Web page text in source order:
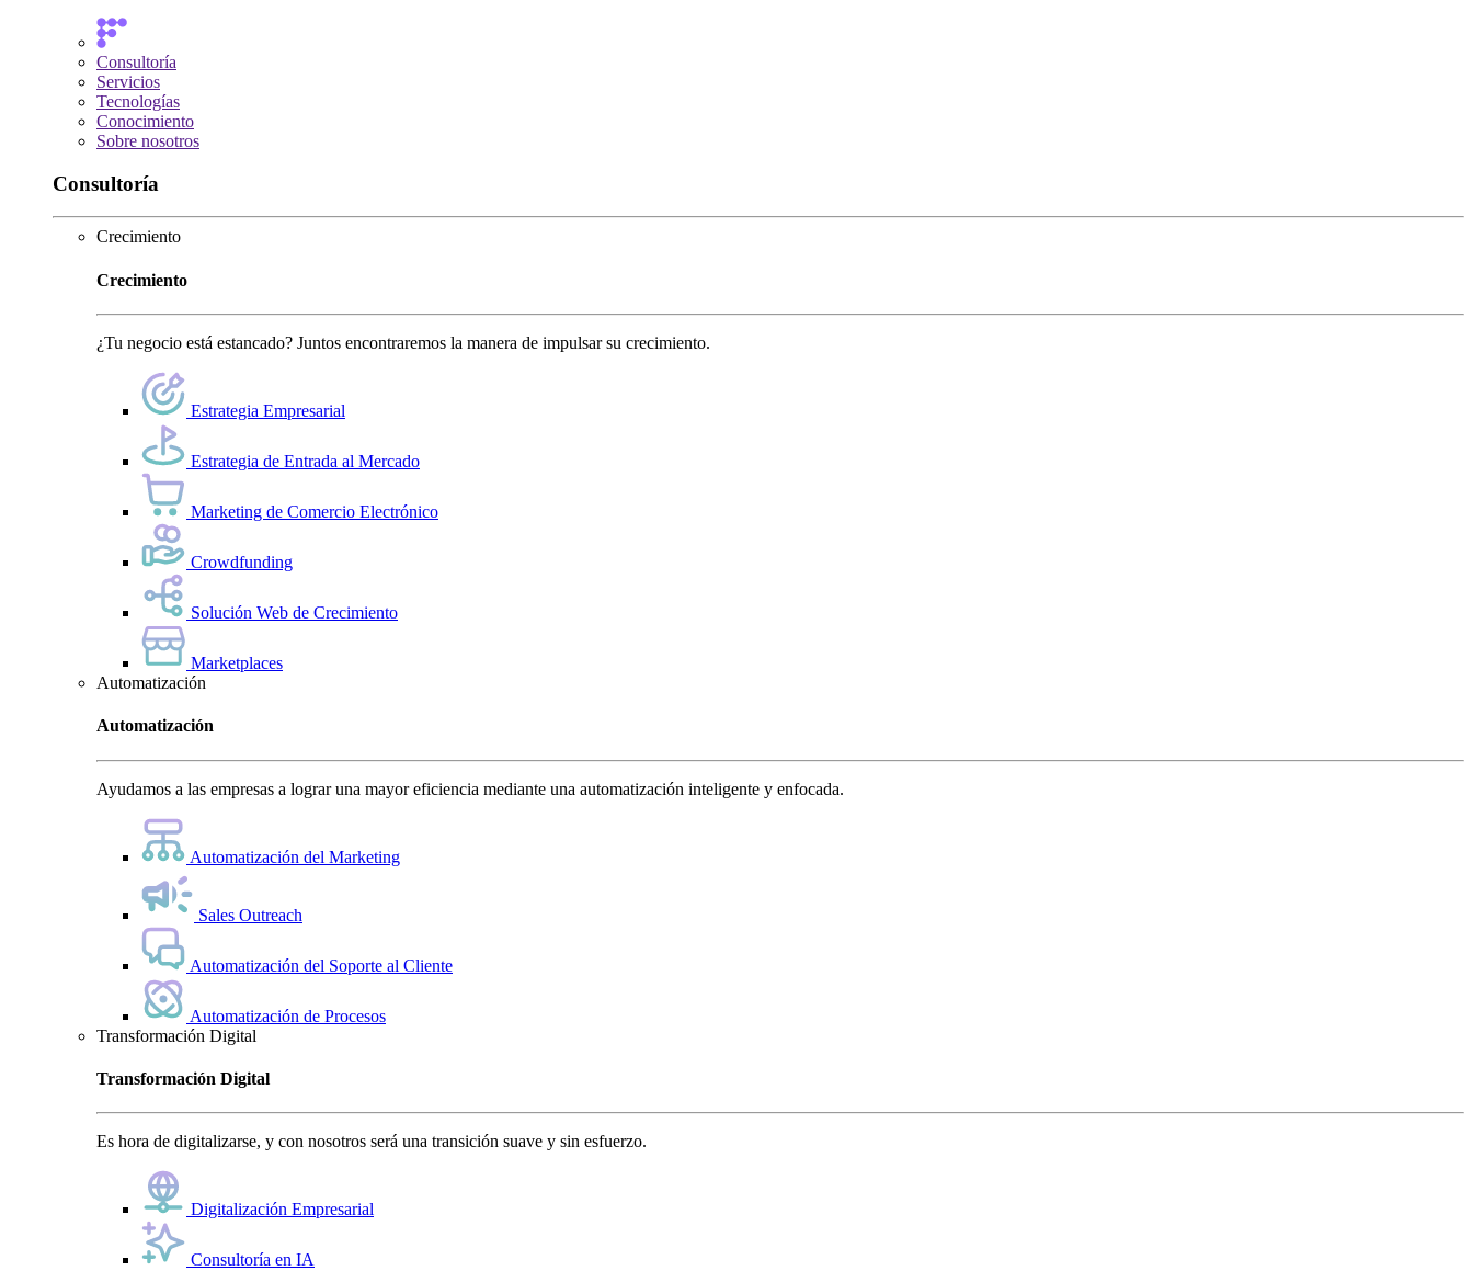
Consultoría
Servicios
Tecnologías
Conocimiento
Sobre nosotros
Consultoría
Crecimiento
Crecimiento
¿Tu negocio está estancado? Juntos encontraremos la manera de impulsar su crecimiento.
Estrategia Empresarial
Estrategia de Entrada al Mercado
Marketing de Comercio Electrónico
Crowdfunding
Solución Web de Crecimiento
Marketplaces
Automatización
Automatización
Ayudamos a las empresas a lograr una mayor eficiencia mediante una automatización inteligente y enfocada.
Automatización del Marketing
Sales Outreach
Automatización del Soporte al Cliente
Automatización de Procesos
Transformación Digital
Transformación Digital
Es hora de digitalizarse, y con nosotros será una transición suave y sin esfuerzo.
Digitalización Empresarial
Consultoría en IA